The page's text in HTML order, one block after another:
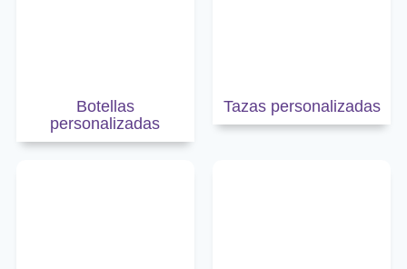
Botellas
personalizadas
Tazas personalizadas